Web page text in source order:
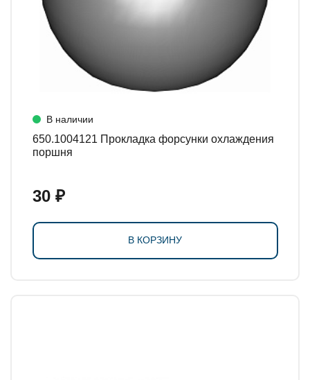
В наличии
650.1004121 Прокладка форсунки охлаждения
поршня
30 ₽
В КОРЗИНУ